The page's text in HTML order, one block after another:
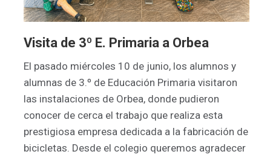
Visita de 3º E. Primaria a Orbea
El pasado miércoles 10 de junio, los alumnos y
alumnas de 3.º de Educación Primaria visitaron
las instalaciones de Orbea, donde pudieron
conocer de cerca el trabajo que realiza esta
prestigiosa empresa dedicada a la fabricación de
bicicletas. Desde el colegio queremos agradecer